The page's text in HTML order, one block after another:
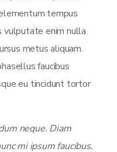
tempus
enim nulla
metus aliquam.
faucibus
eu tincidunt tortor
neque. Diam
mi ipsum faucibus.